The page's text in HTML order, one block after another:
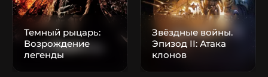
Темный рыцарь:
Возрождение
легенды
Звёздные войны.
Эпизод II: Атака
клонов